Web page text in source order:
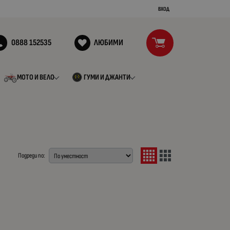
ВХОД
0888 152535 ЛЮБИМИ
МОТО И ВЕЛО ГУМИ И ДЖАНТИ
Подреди по: